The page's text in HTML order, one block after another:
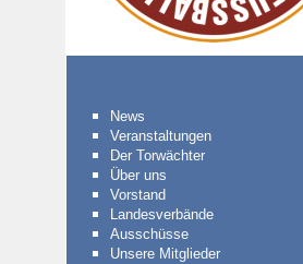
News
Veranstaltungen
Der Torwächter
Über uns
Vorstand
Landesverbände
Ausschüsse
Unsere Mitglieder